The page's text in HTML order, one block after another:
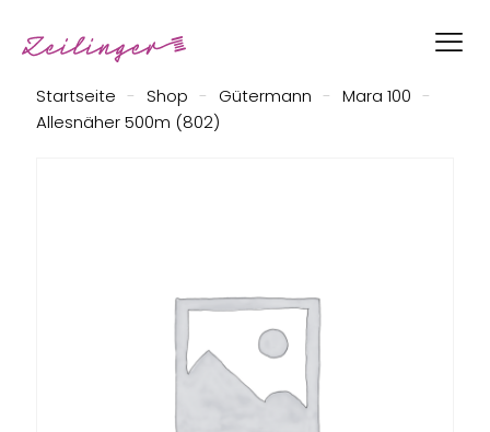
Startseite - Shop - Gütermann - Mara 100 -
Allesnäher 500m (802)